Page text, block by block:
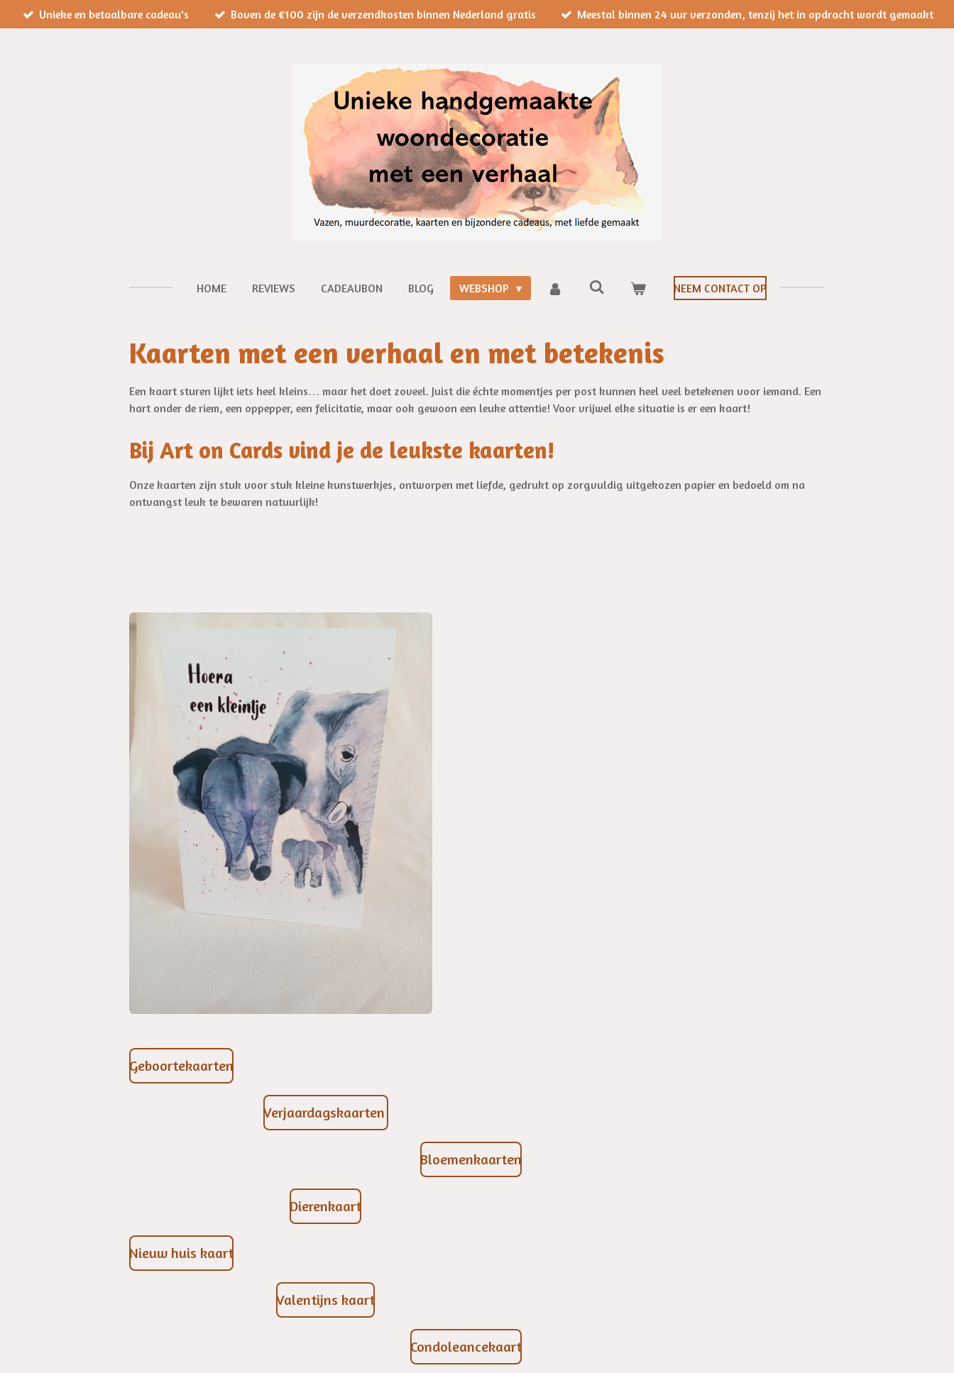
direct
Unieke en betaalbare cadeau's Boven de €100 zijn de verzendkosten binnen Nederland gratis Meestal binnen 24 uur verzonden, tenzij het in opdracht wordt gemaakt
HOME REVIEWS CADEAUBON BLOG WEBSHOP NEEM CONTACT OP
Kaarten met een verhaal en met betekenis
Een kaart sturen lijkt iets heel kleins… maar het doet zoveel. Juist die échte momentjes per post kunnen heel veel betekenen voor iemand. Een
hart onder de riem, een oppepper, een felicitatie, maar ook gewoon een leuke attentie! Voor vrijwel elke situatie is er een kaart!
Bij Art on Cards vind je de leukste kaarten!
Onze kaarten zijn stuk voor stuk kleine kunstwerkjes, ontworpen met liefde, gedrukt op zorgvuldig uitgekozen papier en bedoeld om na
ontvangst leuk te bewaren natuurlijk!
Geboortekaarten
Verjaardagskaarten
Bloemenkaarten
Dierenkaart
Nieuw huis kaart
Valentijns kaart
Condoleancekaart